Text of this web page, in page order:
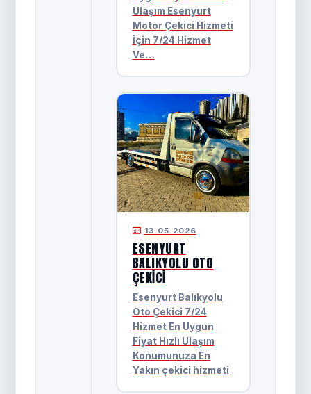
Ulaşım Esenyurt
Motor Çekici Hizmeti
İçin 7/24 Hizmet
Ve…
13.05.2026
ESENYURT
BALIKYOLU OTO
ÇEKICI
Esenyurt Balıkyolu
Oto Çekici 7/24
Hizmet En Uygun
Fiyat Hızlı Ulaşım
Konumunuza En
Yakın çekici hizmeti